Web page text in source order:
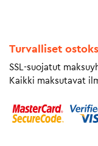
Turvalliset
SSL-suojatut
Kaikki maksutavat